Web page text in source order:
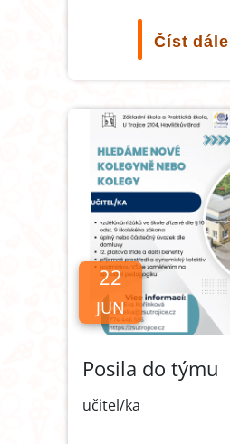
Číst dále
22
JUN
Posila do týmu
učitel/ka